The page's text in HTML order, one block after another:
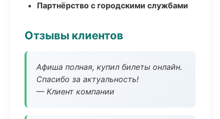
Партнёрство с городскими службами
Отзывы клиентов
Афиша полная, купил билеты онлайн.
Спасибо за актуальность!
— Клиент компании